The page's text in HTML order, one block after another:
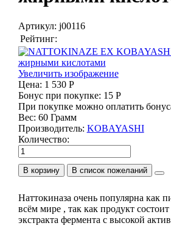
Артикул: j00116
Рейтинг:
Увеличить изображение
Цена: 1 530 Р
Бонус при покупке: 15 Р
При покупке можно оплатить
Вес: 60 Грамм
Производитель: KOBAYASHI
Количество:
В корзину
Наттокиназа очень популярна как
всём мире , так как продукт состоит
экстракта фермента с высокой